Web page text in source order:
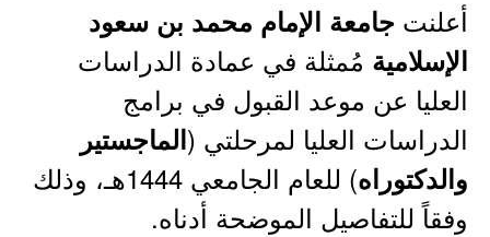
أعلنت جامعة الإمام محمد بن سعود
الإسلامية مُمثلة في عمادة الدراسات
العليا عن موعد القبول في برامج
الدراسات العليا لمرحلتي (الماجستير
والدكتوراه
) للعام الجامعي 1444هـ، وذلك
وفقاً للتفاصيل الموضحة أدناه.